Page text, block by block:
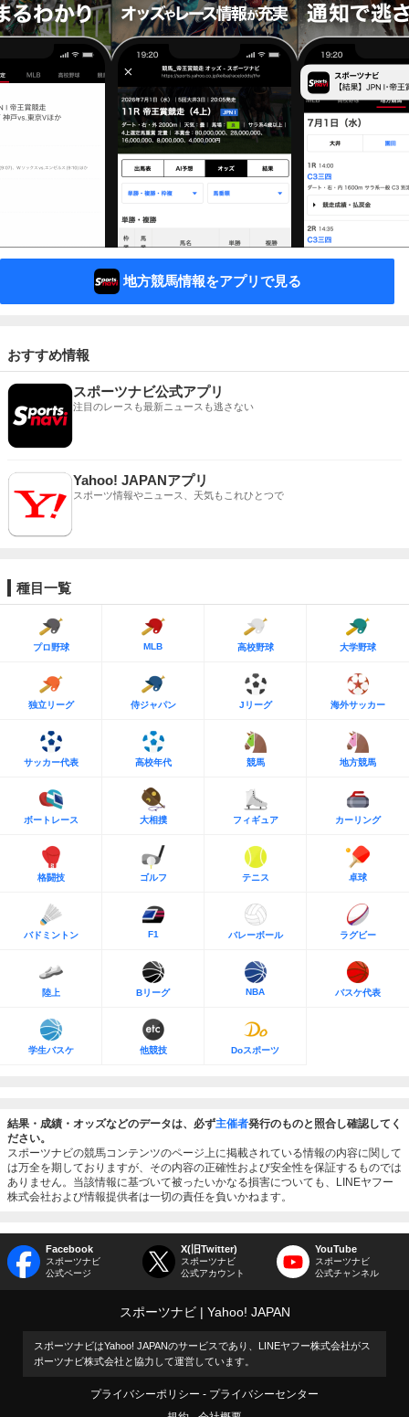
地方競馬情報をアプリで見る
おすすめ情報
スポーツナビ公式アプリ
注目のレースも最新ニュースも逃さない
Yahoo! JAPANアプリ
スポーツ情報やニュース、天気もこれひとつで
種目一覧
プロ野球 MLB 高校野球 大学野球
独立リーグ 侍ジャパン Jリーグ 海外サッカー
サッカー代表 高校年代 競馬 地方競馬
ボートレース 大相撲 フィギュア カーリング
格闘技 ゴルフ テニス 卓球
バドミントン F1 バレーボール ラグビー
陸上 Bリーグ NBA バスケ代表
学生バスケ 他競技 Doスポーツ
結果・成績・オッズなどのデータは、必ず主催者発行のものと照合し確認してく
ださい。
スポーツナビの競馬コンテンツのページ上に掲載されている情報の内容に関して
は万全を期しておりますが、その内容の正確性および安全性を保証するものでは
ありません。当該情報に基づいて被ったいかなる損害についても、LINEヤフー
株式会社および情報提供者は一切の責任を負いかねます。
Facebook
スポーツナビ
公式ページ
X(旧Twitter)
スポーツナビ
公式アカウント
YouTube
スポーツナビ
公式チャンネル
スポーツナビ Yahoo! JAPAN
スポーツナビはYahoo! JAPANのサービスであり、LINEヤフー株式会社がス
ポーツナビ株式会社と協力して運営しています。
プライバシーポリシー
プライバシーセンター